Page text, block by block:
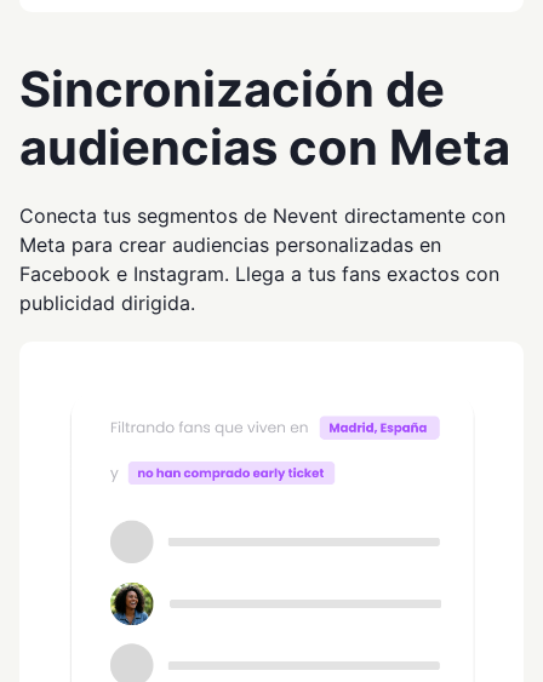
Sincronización de
audiencias con Meta
Conecta tus segmentos de Nevent directamente con
Meta para crear audiencias personalizadas en
Facebook e Instagram. Llega a tus fans exactos con
publicidad dirigida.